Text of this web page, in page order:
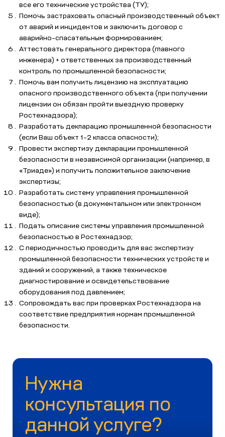
все его технические устройства (ТУ);
Помочь застраховать опасный производственный объект
от аварий и инцидентов и заключить договор с
аварийно-спасательным формированием;
Аттестовать генерального директора (главного
инженера) + ответственных за производственный
контроль по промышленной безопасности;
Помочь вам получить лицензию на эксплуатацию
опасного производственного объекта (при получении
лицензии он обязан пройти выездную проверку
Ростехнадзора);
Разработать декларацию промышленной безопасности
(если Ваш объект 1-2 класса опасности);
Провести экспертизу декларации промышленной
безопасности в независимой организации (например, в
«Триаде») и получить положительное заключение
экспертизы;
Разработать систему управления промышленной
безопасностью (в документальном или электронном
виде);
Подать описание системы управления промышленной
безопасностью в Ростехнадзор;
C периодичностью проводить для вас экспертизу
промышленной безопасности технических устройств и
зданий и сооружений, а также техническое
диагностирование и освидетельствование
оборудования под давлением;
Сопровождать вас при проверках Ростехнадзора на
соответствие предприятия нормам промышленной
безопасности.
Нужна
консультация по
данной услуге?